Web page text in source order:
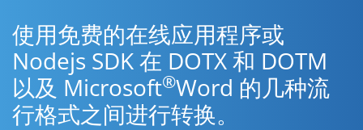
使用免费的在线应用程序或
Nodejs SDK 在 DOTX 和 DOTM
以及 Microsoft®Word 的几种流
行格式之间进行转换。